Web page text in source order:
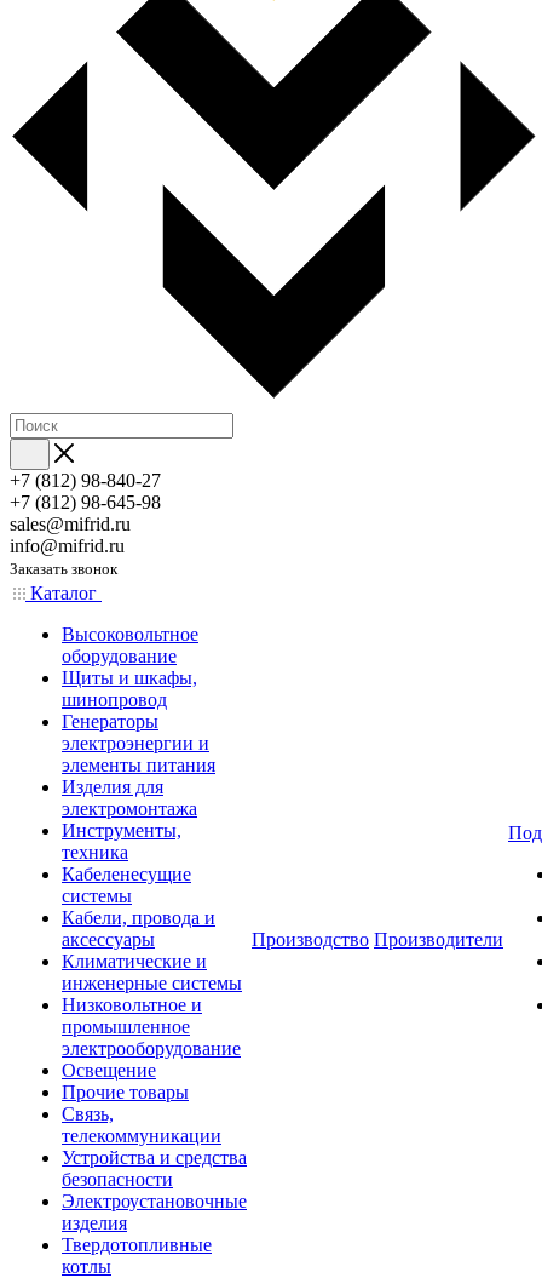
+7 (812) 98-840-27
+7 (812) 98-645-98
sales@mifrid.ru
info@mifrid.ru
Заказать звонок
Каталог
Высоковольтное
оборудование
Щиты и шкафы,
шинопровод
Генераторы
электроэнергии и
элементы питания
Изделия для
электромонтажа
Инструменты,
техника
Кабеленесущие
системы
Кабели, провода и
аксессуары
Климатические и
инженерные системы
Низковольтное и
промышленное
электрооборудование
Освещение
Прочие товары
Связь,
телекоммуникации
Устройства и средства
безопасности
Электроустановочные
изделия
Твердотопливные
котлы
Производство Производители